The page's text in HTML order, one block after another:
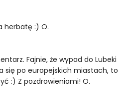
herbatę :) O.
Fajnie, że wypad do Lubeki
się po europejskich miastach, to
:) Z pozdrowieniami! O.